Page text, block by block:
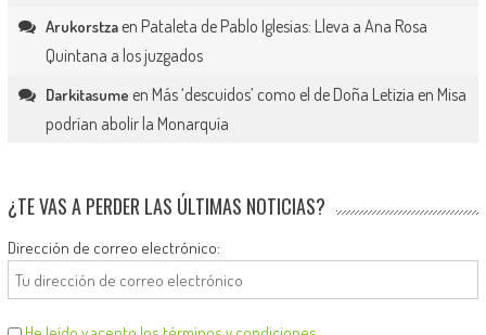
Arukorstzaen Pataleta de Pablo Iglesias: Lleva a Ana Rosa
Quintana a los juzgados
Darkitasume en Más ‘descuidos’ como el de Doña Letizia en Misa
podrían abolir la Monarquía
¿TE VAS A PERDER LAS ÚLTIMAS NOTICIAS?
Dirección de correo electrónico: